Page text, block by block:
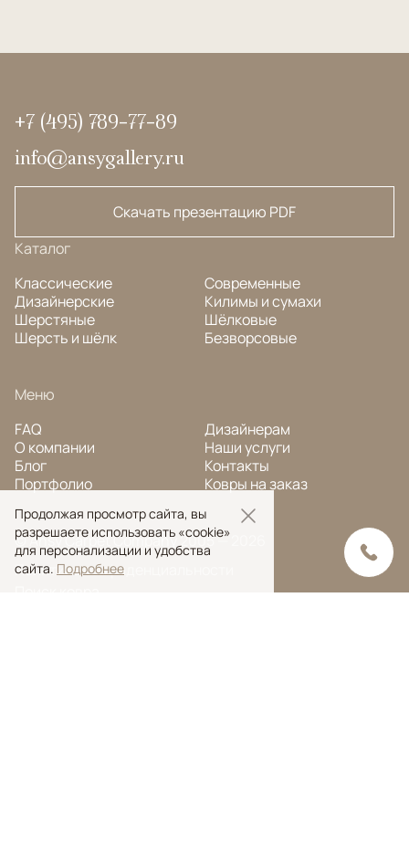
+7 (495) 789-77-89
info@ansygallery.ru
Скачать презентацию PDF
Каталог
Классические
Дизайнерские
Шерстяные
Шерсть и шёлк
Современные
Килимы и сумахи
Шёлковые
Безворсовые
Меню
FAQ
О компании
Блог
Портфолио
Дизайнерам
Наши услуги
Контакты
Ковры на заказ
© Ansy Carpet Company 2005 — 2026
Политика конфиденциальности
Продолжая просмотр сайта, вы
разрешаете использовать «cookie»
для персонализации и удобства
сайта. Подробнее